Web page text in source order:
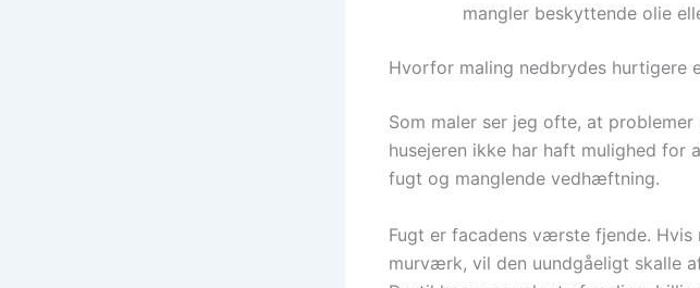
mangler beskyttende olie
Hvorfor maling nedbrydes hurtigere
Som maler ser jeg ofte, at
husejeren ikke har haft mulighed for
fugt og manglende vedhæftning.
Fugt er facadens værste fjende.
murværk, vil den uundgåeligt skalle